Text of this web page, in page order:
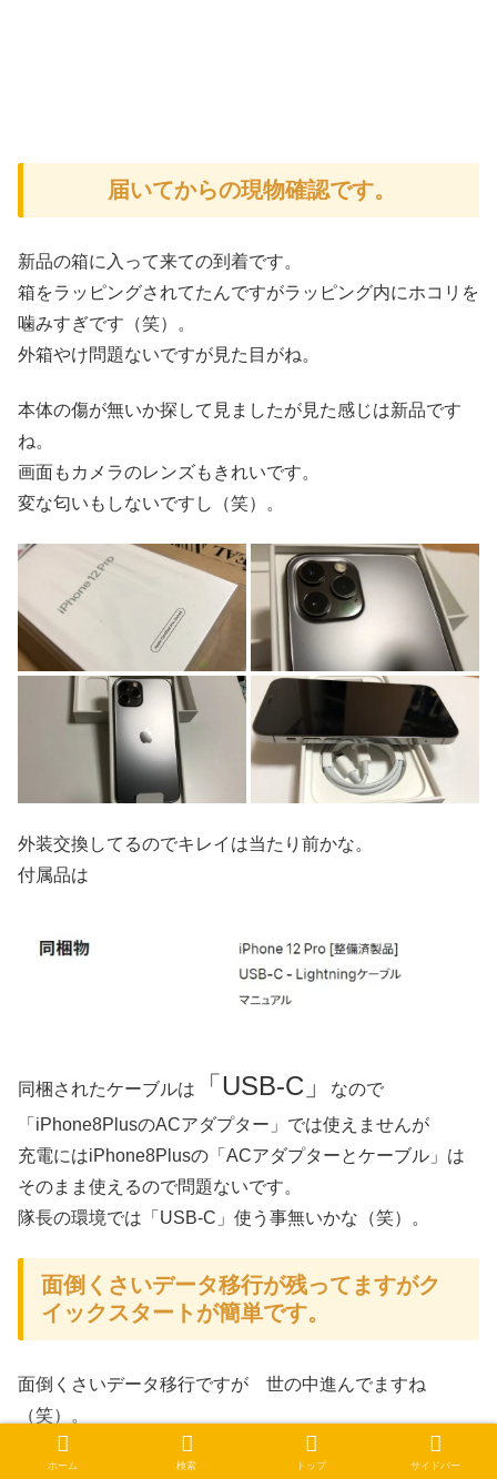
届いてからの現物確認です。
新品の箱に入って来ての到着です。
箱をラッピングされてたんですがラッピング内にホコリを
噛みすぎです（笑）。
外箱やけ問題ないですが見た目がね。
本体の傷が無いか探して見ましたが見た感じは新品です
ね。
画面もカメラのレンズもきれいです。
変な匂いもしないですし（笑）。
外装交換してるのでキレイは当たり前かな。
付属品は
同梱されたケーブルは 「USB-C」
なので
「iPhone8PlusのACアダプター」では使えませんが
充電にはiPhone8Plusの「ACアダプターとケーブル」は
そのまま使えるので問題ないです。
隊長の環境では「USB-C」使う事無いかな（笑）。
面倒くさいデータ移行が残ってますがク
イックスタートが簡単です。
面倒くさいデータ移行ですが 世の中進んでますね
（笑）。
「クイックスタート」を利用すれば簡単に移行出来ます。
ホーム 検索 トップ サイドバー